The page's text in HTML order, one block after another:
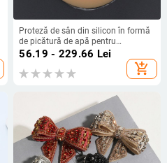
Proteză de sân din silicon în formă
de picătură de apă pentru
augmentare, recuperare și
56.19 - 229.66 Lei
add_shopping_cart